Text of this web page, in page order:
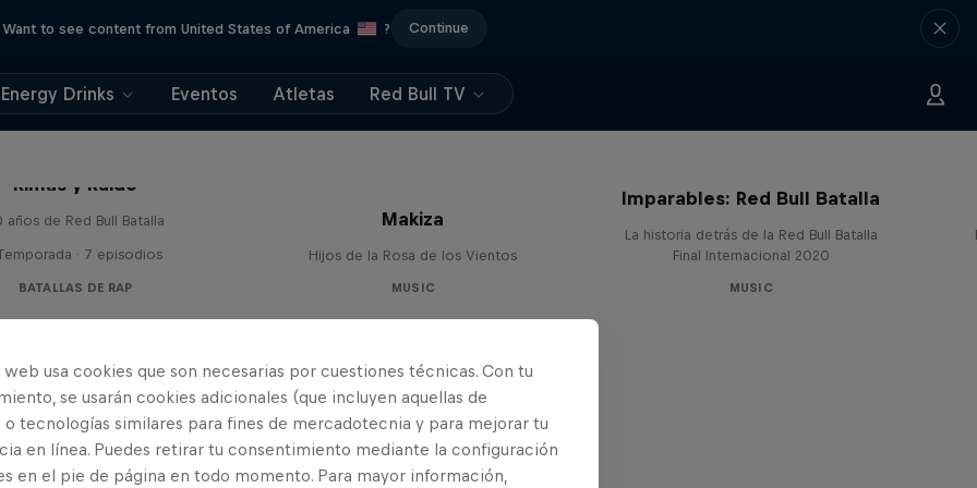
Want to see content from United States of America ? Continue
Energy Drinks Eventos Atletas Red Bull TV
Rimas y Ruido
años de Red Bull Batalla
· 7 episodios
BATALLAS DE RAP
Makiza
Hijos de la Rosa de los Vientos
MUSIC
Imparables: Red Bull Batalla
La historia detrás de la Red Bull Batalla
Final Internacional 2020
MUSIC
web usa cookies que son necesarias por cuestiones técnicas. Con tu
se usarán cookies adicionales (que incluyen aquellas de
tecnologías similares para fines de mercadotecnia y para mejorar tu
en línea. Puedes retirar tu consentimiento mediante la configuración
en el pie de página en todo momento. Para mayor información,